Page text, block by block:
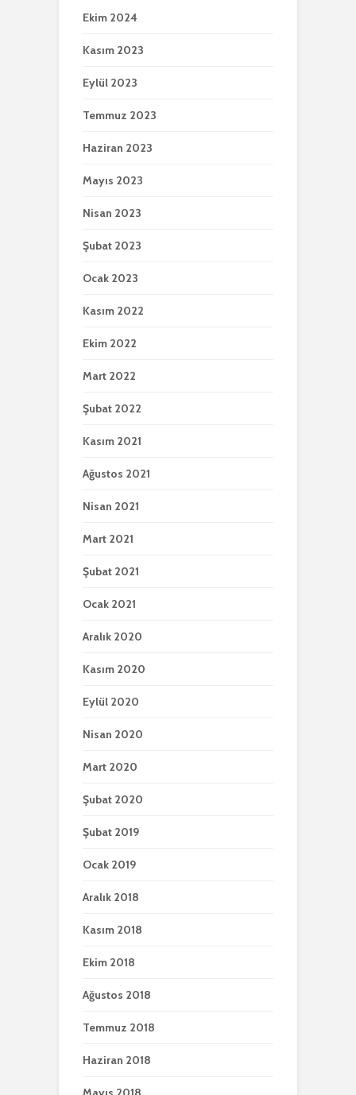
Ekim 2024
Kasım 2023
Eylül 2023
Temmuz 2023
Haziran 2023
Mayıs 2023
Nisan 2023
Şubat 2023
Ocak 2023
Kasım 2022
Ekim 2022
Mart 2022
Şubat 2022
Kasım 2021
Ağustos 2021
Nisan 2021
Mart 2021
Şubat 2021
Ocak 2021
Aralık 2020
Kasım 2020
Eylül 2020
Nisan 2020
Mart 2020
Şubat 2020
Şubat 2019
Ocak 2019
Aralık 2018
Kasım 2018
Ekim 2018
Ağustos 2018
Temmuz 2018
Haziran 2018